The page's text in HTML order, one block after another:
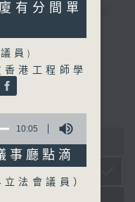
,流動圖書館
有分間單
員)
港工程師學
10:05
廳點滴
法會議員）